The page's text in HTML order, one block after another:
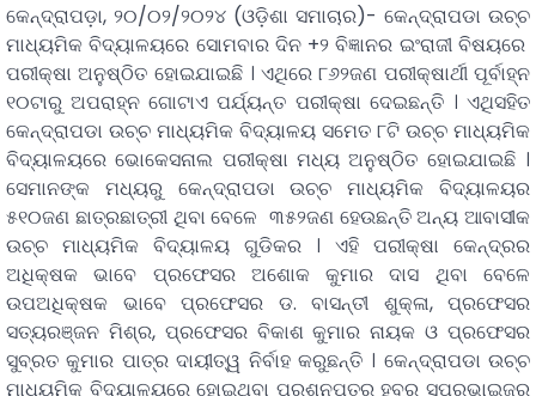
କେନ୍ଦ୍ରାପଡ଼ା, ୨୦/୦୨/୨୦୨୪ (ଓଡ଼ିଶା ସମାଚାର)- କେନ୍ଦ୍ରାପଡା ଉଚ୍ଚ
ମାଧ୍ୟମିକ ବିଦ୍ୟାଳୟରେ ସୋମବାର ଦିନ +୨ ବିଜ୍ଞାନର ଇଂରାଜୀ ବିଷୟରେ
ପରୀକ୍ଷା ଅନୁଷ୍ଠିତ ହୋଇଯାଇଛି । ଏଥିରେ ୮୬୨ଜଣ ପରୀକ୍ଷାର୍ଥୀ ପୂର୍ବାହ୍ନ
୧୦ଟାରୁ ଅପରାହ୍ନ ଗୋଟାଏ ପର୍ଯ୍ୟନ୍ତ ପରୀକ୍ଷା ଦେଇଛନ୍ତି । ଏଥିସହିତ
କେନ୍ଦ୍ରାପଡା ଉଚ୍ଚ ମାଧ୍ୟମିକ ବିଦ୍ୟାଳୟ ସମେତ ୮ଟି ଉଚ୍ଚ ମାଧ୍ୟମିକ
ବିଦ୍ୟାଳୟରେ ଭୋକେସନାଲ ପରୀକ୍ଷା ମଧ୍ୟ ଅନୁଷ୍ଠିତ ହୋଇଯାଇଛି ।
ସେମାନଙ୍କ ମଧ୍ୟରୁ କେନ୍ଦ୍ରାପଡା ଉଚ୍ଚ ମାଧ୍ୟମିକ ବିଦ୍ୟାଳୟର
୫୧୦ଜଣ ଛାତ୍ରଛାତ୍ରୀ ଥିବା ବେଳେ ୩୫୨ଜଣ ହେଉଛନ୍ତି ଅନ୍ୟ ଆବାସୀକ
ଉଚ୍ଚ ମାଧ୍ୟମିକ ବିଦ୍ୟାଳୟ ଗୁଡିକର । ଏହି ପରୀକ୍ଷା କେନ୍ଦ୍ରର
ଅଧିକ୍ଷକ ଭାବେ ପ୍ରଫେସର ଅଶୋକ କୁମାର ଦାସ ଥିବା ବେଳେ
ଉପଅଧିକ୍ଷକ ଭାବେ ପ୍ରଫେସର ଡ. ବାସନ୍ତୀ ଶୁକ୍ଳା, ପ୍ରଫେସର
ସତ୍ୟରଞ୍ଜନ ମିଶ୍ର, ପ୍ରଫେସର ବିକାଶ କୁମାର ନାୟକ ଓ ପ୍ରଫେସର
ସୁବ୍ରତ କୁମାର ପାତ୍ର ଦାୟୀତ୍ୱ ନିର୍ବାହ କରୁଛନ୍ତି । କେନ୍ଦ୍ରାପଡା ଉଚ୍ଚ
ମାଧ୍ୟମିକ ବିଦ୍ୟାଳୟରେ ହୋଇଥିବା ପ୍ରଶ୍ନପତ୍ର ହବ୍ର ସୁପରଭାଇଜର